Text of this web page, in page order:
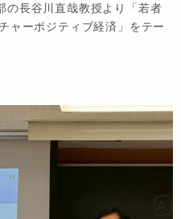
の長谷川直哉教授より「若者
ャーポジティブ経済」をテー